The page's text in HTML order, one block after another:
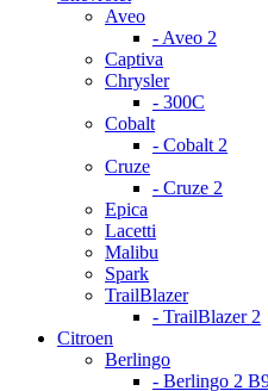
Aveo
- Aveo 2
Captiva
Chrysler
- 300С
Cobalt
- Cobalt 2
Cruze
- Cruze 2
Epica
Lacetti
Malibu
Spark
TrailBlazer
- TrailBlazer 2
Citroen
Berlingo
- Berlingo 2